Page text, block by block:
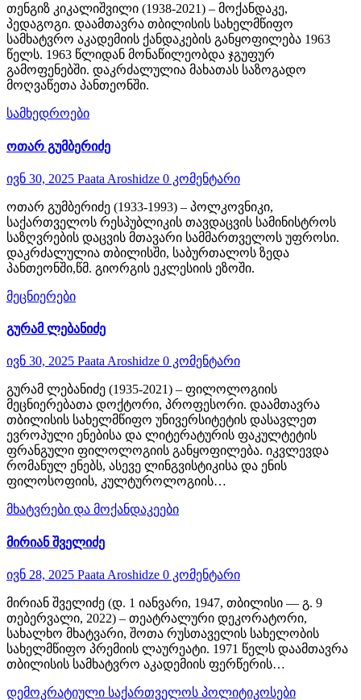
თენგიზ კიკალიშვილი (1938-2021) – მოქანდაკე,
პედაგოგი. დაამთავრა თბილისის სახელმწიფო
სამხატვრო აკადემიის ქანდაკების განყოფილება 1963
წელს. 1963 წლიდან მონაწილეობდა ჯგუფურ
გამოფენებში. დაკრძალულია მახათას საზოგადო
მოღვაწეთა პანთეონში.
სამხედროები
ოთარ გუმბერიძე
ივნ 30, 2025 Paata Aroshidze 0 კომენტარი
ოთარ გუმბერიძე (1933-1993) – პოლკოვნიკი,
საქართველოს რესპუბლიკის თავდაცვის სამინისტროს
საზღვრების დაცვის მთავარი სამმართველოს უფროსი.
დაკრძალულია თბილისში, საბურთალოს ზედა
პანთეონში,წმ. გიორგის ეკლესიის ეზოში.
მეცნიერები
გურამ ლებანიძე
ივნ 30, 2025 Paata Aroshidze 0 კომენტარი
გურამ ლებანიძე (1935-2021) – ფილოლოგიის
მეცნიერებათა დოქტორი, პროფესორი. დაამთავრა
თბილისის სახელმწიფო უნივერსიტეტის დასავლეთ
ევროპული ენებისა და ლიტერატურის ფაკულტეტის
ფრანგული ფილოლოგიის განყოფილება. იკვლევდა
რომანულ ენებს, ასევე ლინგვისტიკისა და ენის
ფილოსოფიის, კულტუროლოგიის…
მხატვრები და მოქანდაკეები
მირიან შველიძე
ივნ 28, 2025 Paata Aroshidze 0 კომენტარი
მირიან შველიძე (დ. 1 იანვარი, 1947, თბილისი — გ. 9
თებერვალი, 2022) – თეატრალური დეკორატორი,
სახალხო მხატვარი, შოთა რუსთაველის სახელობის
სახელმწიფო პრემიის ლაურეატი. 1971 წელს დაამთავრა
თბილისის სამხატვრო აკადემიის ფერწერის…
დემოკრატიული საქართველოს პოლიტიკოსები